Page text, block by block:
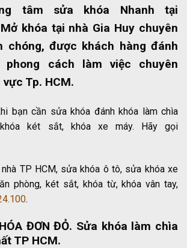
tâm sửa khóa Nhanh tại
Mở khóa tại nhà Gia Huy chuyên
chóng, được khách hàng đánh
cách làm việc chuyên
Tp. HCM.
bạn cần sửa khóa đánh khóa làm chìa
két sắt, khóa xe máy. Hãy gọi
TP HCM, sửa khóa ô tô, sửa khóa xe
phòng, két sắt, khóa từ, khóa vân tay,
.
ĐƠN ĐỎ. Sửa khóa làm chìa
TP HCM.